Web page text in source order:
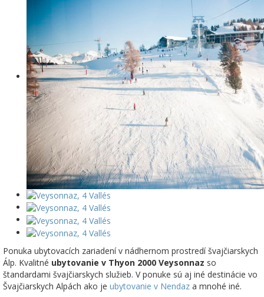
Ponuka ubytovacích zariadení v nádhernom prostredí švajčiarskych
Álp. Kvalitné ubytovanie v Thyon 2000 Veysonnaz so
štandardami švajčiarskych služieb. V ponuke sú aj iné destinácie vo
Švajčiarskych Alpách ako je ubytovanie v Nendaz a mnohé iné.